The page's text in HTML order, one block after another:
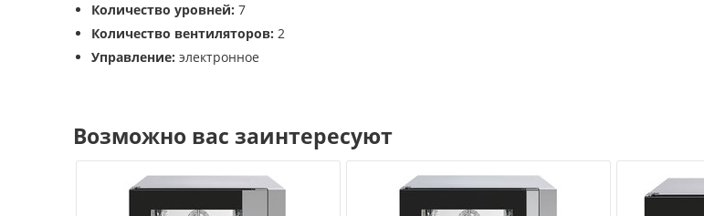
Количество уровней: 7
Количество вентиляторов: 2
Управление: электронное
Возможно вас заинтересуют